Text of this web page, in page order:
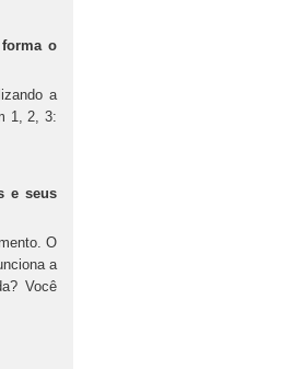
o
a
1, 2, 3:
e seus
O
a
Você